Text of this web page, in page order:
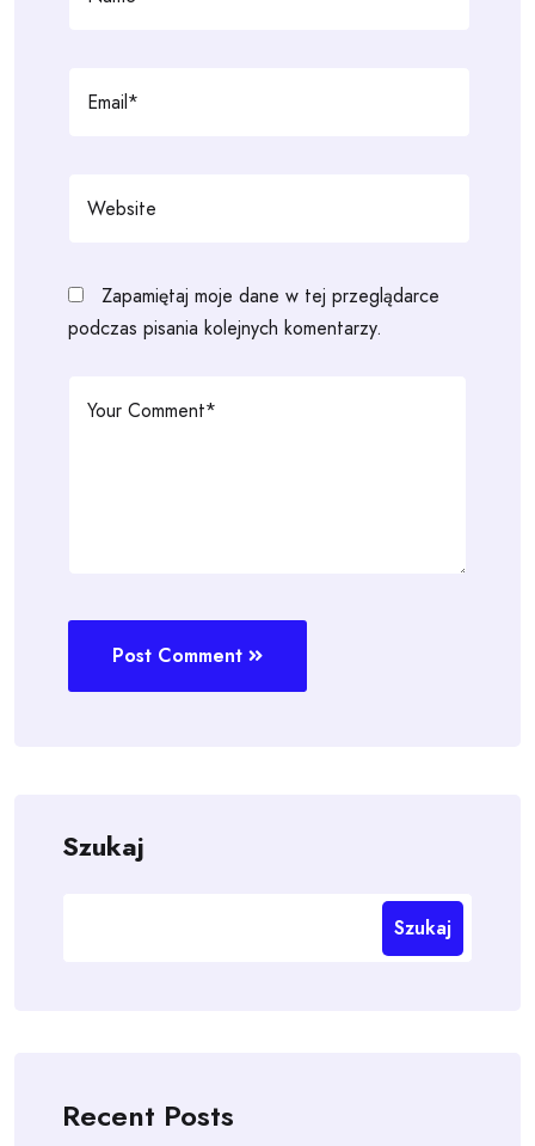
Zapamiętaj moje dane w tej przeglądarce
podczas pisania kolejnych komentarzy.
Post Comment
Szukaj
Szukaj
Recent Posts